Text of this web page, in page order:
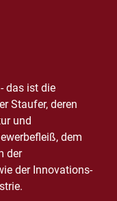
das ist die
Staufer, deren
und
dem
der
der Innovations-